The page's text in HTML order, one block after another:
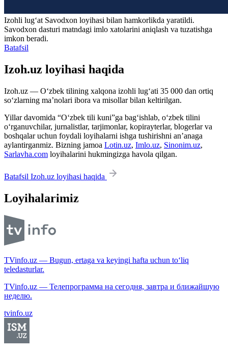
Izohli lugʻat Savodxon loyihasi bilan hamkorlikda yaratildi.
Savodxon dasturi matndagi imlo xatolarini aniqlash va tuzatishga
imkon beradi.
Batafsil
Izoh.uz loyihasi haqida
Izoh.uz — O‘zbek tilining xalqona izohli lug‘ati 35 000 dan ortiq
so‘zlarning ma’nolari ibora va misollar bilan keltirilgan.
Yillar davomida “O‘zbek tili kuni”ga bag‘ishlab, o‘zbek tilini
o‘rganuvchilar, jurnalistlar, tarjimonlar, kopirayterlar, blogerlar va
boshqalar uchun foydali loyihalarni ishga tushirishni an’anaga
aylantirganmiz. Bizning jamoa Lotin.uz, Imlo.uz, Sinonim.uz,
Sarlavha.com loyihalarini hukmingizga havola qilgan.
Batafsil Izoh.uz loyihasi haqida
Loyihalarimiz
TVinfo.uz — Bugun, ertaga va keyingi hafta uchun to‘liq
teledasturlar.
TVinfo.uz — Телепрограмма на сегодня, завтра и ближайшую
неделю.
tvinfo.uz